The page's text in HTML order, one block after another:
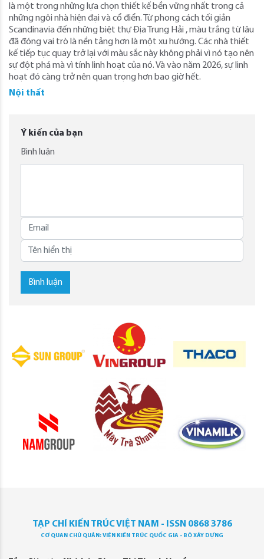
là một trong những lựa chọn thiết kế bền vững nhất trong cả
những ngôi nhà hiện đại và cổ điển. Từ phong cách tối giản
Scandinavia đến những biệt thự Địa Trung Hải , màu trắng từ lâu
đã đóng vai trò là nền tảng hơn là một xu hướng. Các nhà thiết
kế tiếp tục quay trở lại với màu sắc này không phải vì nó tạo nên
sự đột phá mà vì tính linh hoạt của nó. Và vào năm 2026, sự linh
hoạt đó càng trở nên quan trọng hơn bao giờ hết.
Nội thất
Ý kiến của bạn
Bình luận
Bình luận
TẠP CHÍ KIẾN TRÚC VIỆT NAM - ISSN 0868 3786
CƠ QUAN CHỦ QUẢN: VIỆN KIẾN TRÚC QUỐC GIA - BỘ XÂY DỰNG